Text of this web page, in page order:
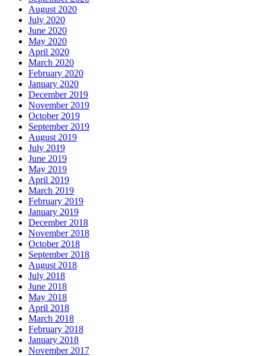
August 2020
July 2020
June 2020
May 2020
April 2020
March 2020
February 2020
January 2020
December 2019
November 2019
October 2019
September 2019
August 2019
July 2019
June 2019
May 2019
April 2019
March 2019
February 2019
January 2019
December 2018
November 2018
October 2018
September 2018
August 2018
July 2018
June 2018
May 2018
April 2018
March 2018
February 2018
January 2018
November 2017